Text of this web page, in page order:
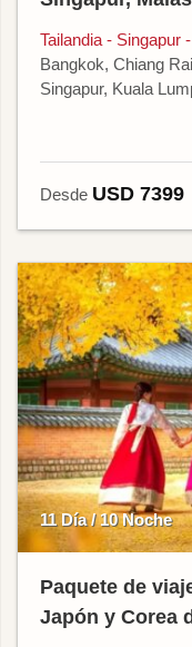
Tailandia - Singapur
Bangkok, Chiang
Singapur, Kuala
Desde USD 7399
11 Día / 10 Noche
Paquete de
Japón y Corea